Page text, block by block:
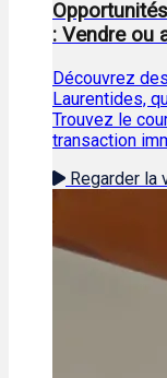
: Vendre ou
Découvrez
Laurentides,
Trouvez le
transaction
Regarder la